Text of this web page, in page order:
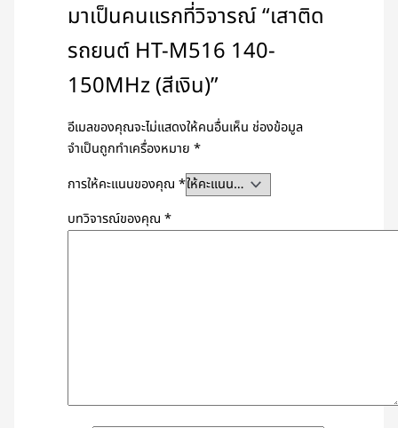
มาเป็นคนแรกที่วิจารณ์ “เสาติด
รถยนต์ HT-M516 140-
150MHz (สีเงิน)”
อีเมลของคุณจะไม่แสดงให้คนอื่นเห็น ช่องข้อมูล
จำเป็นถูกทำเครื่องหมาย*
การให้คะแนนของคุณ*
บทวิจารณ์ของคุณ*